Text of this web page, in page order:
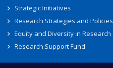
Strategic Initiatives
Research Strategies and Policies
Equity and Diversity in Research
Research Support Fund